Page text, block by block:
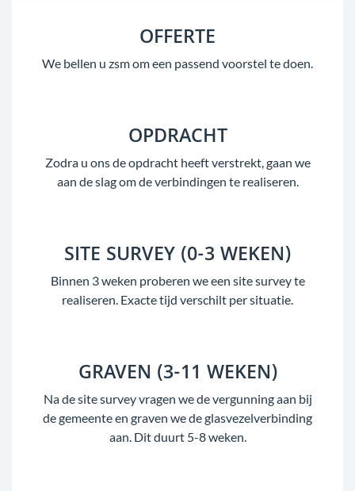
OFFERTE
We bellen u zsm om een passend voorstel te doen.
OPDRACHT
Zodra u ons de opdracht heeft verstrekt, gaan we
aan de slag om de verbindingen te realiseren.
SITE SURVEY (0-3 WEKEN)
Binnen 3 weken proberen we een site survey te
realiseren. Exacte tijd verschilt per situatie.
GRAVEN (3-11 WEKEN)
Na de site survey vragen we de vergunning aan bij
de gemeente en graven we de glasvezelverbinding
aan. Dit duurt 5-8 weken.